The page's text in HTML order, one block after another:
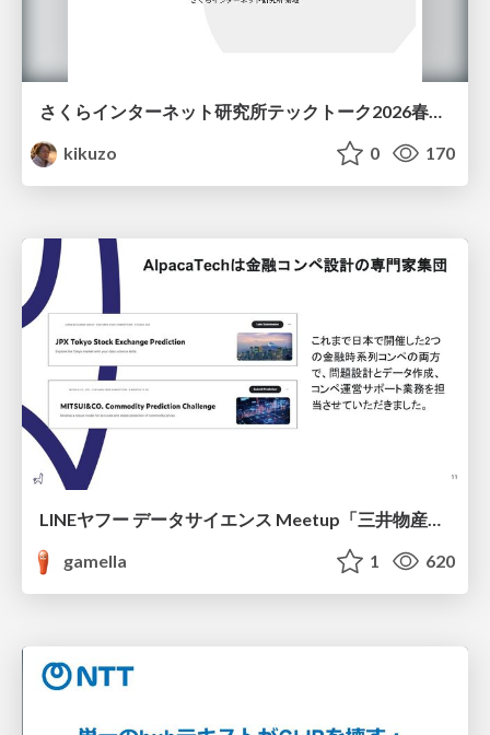
さくらインターネット研究所テックトーク2026春、研究開発Gr.25年度成果26年度方針
kikuzo
0 170
gamella
1 620